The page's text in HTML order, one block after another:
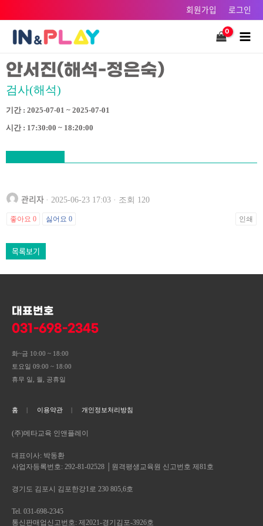
건너뛰기
회원가입 로그인
Main
안서진(해석-정은숙)
검사(해석)
기간 : 2025-07-01 ~ 2025-07-01
시간 : 17:30:00 ~ 18:20:00
관리자 · 2025-06-23 17:03 · 조회 120
좋아요 0 싫어요 0 인쇄
목록보기
대표번호
031-698-2345
화~금 10:00 ~ 18:00
토요일 09:00 ~ 18:00
휴무 일, 월, 공휴일
홈 이용약관 개인정보처리방침
(주)메타교육 인앤플레이
대표이사: 박동환
사업자등록번호: 292-81-02528 │원격평생교육원 신고번호 제81호
경기도 김포시 김포한강1로 230 805,6호
Tel. 031-698-2345
통신판매업신고번호: 제2021-경기김포-3926호